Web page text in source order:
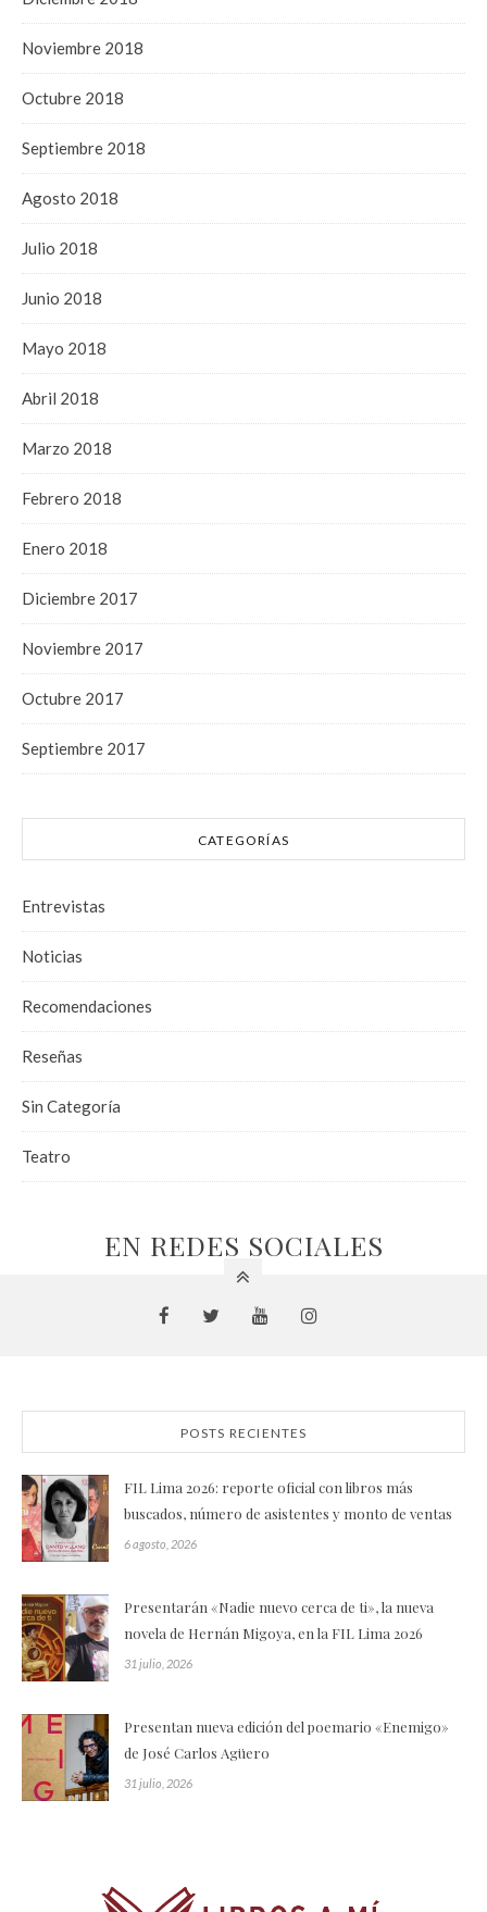
Noviembre 2018
Octubre 2018
Septiembre 2018
Agosto 2018
Julio 2018
Junio 2018
Mayo 2018
Abril 2018
Marzo 2018
Febrero 2018
Enero 2018
Diciembre 2017
Noviembre 2017
Octubre 2017
Septiembre 2017
CATEGORÍAS
Entrevistas
Noticias
Recomendaciones
Reseñas
Sin Categoría
Teatro
EN REDES SOCIALES
POSTS RECIENTES
FIL Lima 2026: reporte oficial con libros más
buscados, número de asistentes y monto de ventas
6 agosto, 2026
Presentarán «Nadie nuevo cerca de ti», la nueva
novela de Hernán Migoya, en la FIL Lima 2026
31 julio, 2026
Presentan nueva edición del poemario «Enemigo»
de José Carlos Agüero
31 julio, 2026